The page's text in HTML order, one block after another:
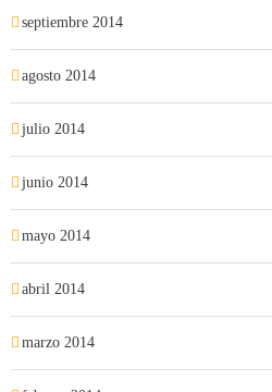
septiembre 2014
agosto 2014
julio 2014
junio 2014
mayo 2014
abril 2014
marzo 2014